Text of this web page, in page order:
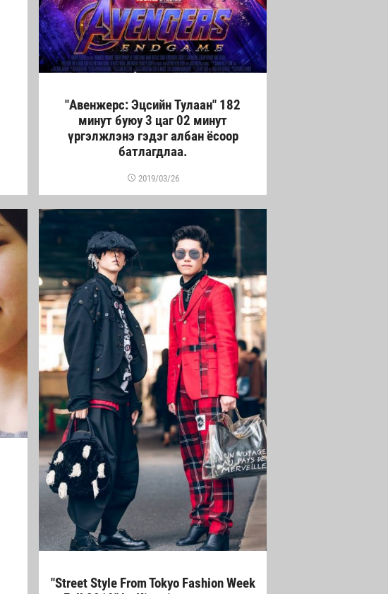
"Авенжерс: Эцсийн Тулаан" 182
минут буюу 3 цаг 02 минут
үргэлжлэнэ гэдэг албан ёсоор
батлагдлаа.
2019/03/26
"Street Style From Tokyo Fashion Week